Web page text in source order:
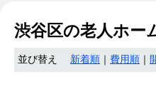
渋谷区の老人ホー
並び替え 新着順 費用順